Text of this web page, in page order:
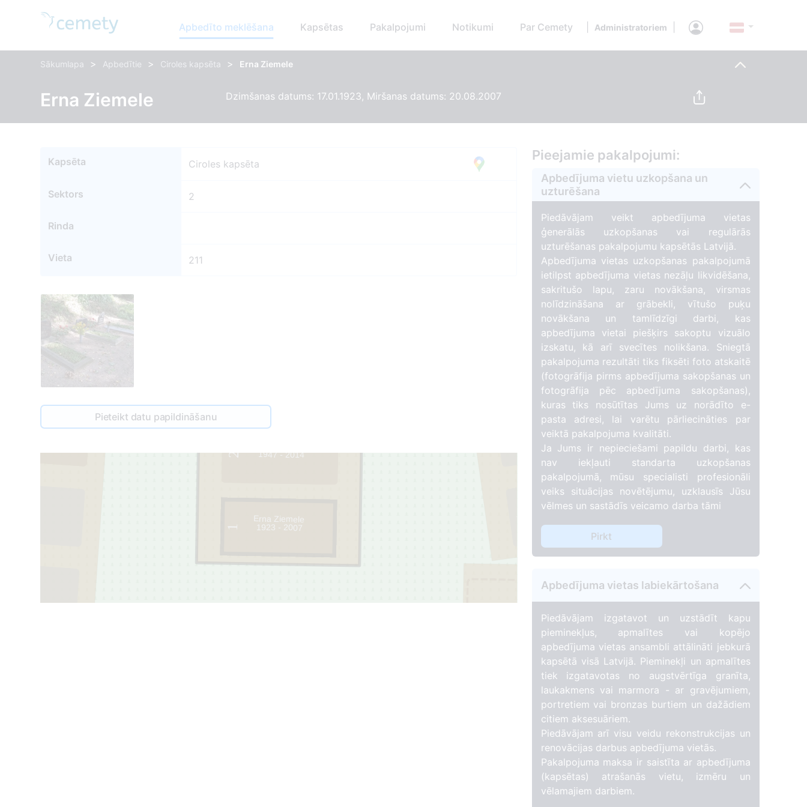
Apbedīto meklēšana Kapsētas Pakalpojumi Notikumi Par Cemety Administratoriem
Sākumlapa > Apbedītie > Ciroles kapsēta > Erna Ziemele
Erna Ziemele Dzimšanas datums: 17.01.1923, Miršanas datums: 20.08.2007
Kapsēta Ciroles kapsēta
Sektors 2
Rinda
Vieta 211
Pieteikt datu papildināšanu
211
1
2
Erna Ziemele
1923 - 2007
1947 - 2014
Pieejamie pakalpojumi:
Apbedījuma vietu uzkopšana un
uzturēšana
Piedāvājam veikt apbedījuma vietas
ģenerālās uzkopšanas vai regulārās
uzturēšanas pakalpojumu kapsētās Latvijā.
Apbedījuma vietas uzkopšanas pakalpojumā
ietilpst apbedījuma vietas nezāļu likvidēšana,
sakritušo lapu, zaru novākšana, virsmas
nolīdzināšana ar grābekli, vītušo puķu
novākšana un tamlīdzīgi darbi, kas
apbedījuma vietai piešķirs sakoptu vizuālo
izskatu, kā arī svecītes nolikšana. Sniegtā
pakalpojuma rezultāti tiks fiksēti foto atskaitē
(fotogrāfija pirms apbedījuma sakopšanas un
fotogrāfija pēc apbedījuma sakopšanas),
kuras tiks nosūtītas Jums uz norādīto e-
pasta adresi, lai varētu pārliecināties par
veiktā pakalpojuma kvalitāti.
Ja Jums ir nepieciešami papildu darbi, kas
nav iekļauti standarta uzkopšanas
pakalpojumā, mūsu specialisti profesionāli
veiks situācijas novētējumu, uzklausīs Jūsu
vēlmes un sastādīs veicamo darba tāmi
Pirkt
Apbedījuma vietas labiekārtošana
Piedāvājam izgatavot un uzstādīt kapu
pieminekļus, apmalītes vai kopējo
apbedījuma vietas ansambli attālināti jebkurā
kapsētā visā Latvijā. Pieminekļi un apmalītes
tiek izgatavotas no augstvērtīga granīta,
laukakmens vai marmora - ar gravējumiem,
portretiem vai bronzas burtiem un dažādiem
citiem aksesuāriem.
Piedāvājam arī visu veidu rekonstrukcijas un
renovācijas darbus apbedījuma vietās.
Pakalpojuma maksa ir saistīta ar apbedījuma
(kapsētas) atrašanās vietu, izmēru un
vēlamajiem darbiem.